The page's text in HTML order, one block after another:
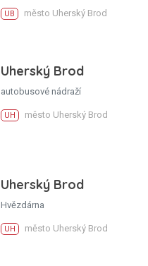
UB město Uherský Brod
Uherský Brod
autobusové nádraží
UH město Uherský Brod
Uherský Brod
Hvězdárna
UH město Uherský Brod